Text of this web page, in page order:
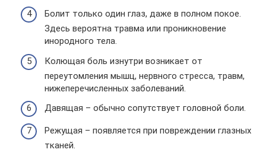
Болит только один глаз, даже в полном покое.
Здесь вероятна травма или проникновение
инородного тела.
Колющая боль изнутри возникает от
переутомления мышц, нервного стресса, травм,
нижеперечисленных заболеваний.
Давящая – обычно сопутствует головной боли.
Режущая – появляется при повреждении глазных
тканей.